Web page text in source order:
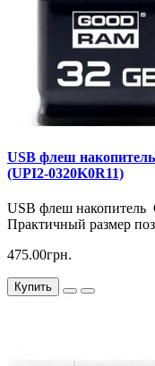
USB флеш
(UPI2-0320K0R11)
USB флеш
Практичный размер
475.00грн.
Купить